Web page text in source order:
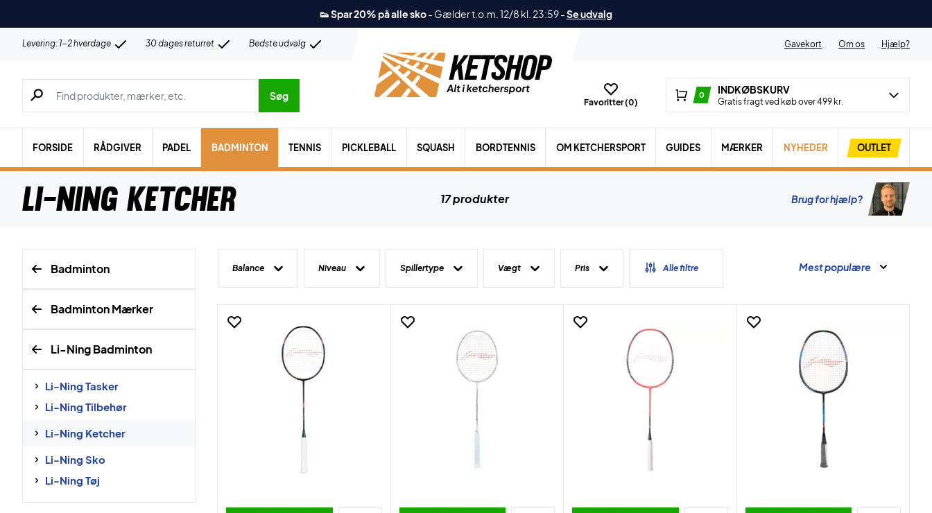
👟 Spar 20% på alle sko- Gælder t.o.m. 12/8 kl. 23:59-Se udvalg
Levering: 1-2 hverdage 30 dages returret Bedste udvalg Gavekort Om os Hjælp?
Søg efter produkter, mærker etc.
Søg
Favoritter (0)
0 INDKØBSKURV
Gratis fragt ved køb over 499 kr.
FORSIDE RÅDGIVER PADEL BADMINTON TENNIS PICKLEBALL SQUASH BORDTENNIS OM KETCHERSPORT GUIDES MÆRKER NYHEDER OUTLET
Li-Ning Ketcher 17 produkter Brug for hjælp?
Badminton
Badminton Mærker
Li-Ning Badminton
Li-Ning Tasker
Li-Ning Tilbehør
Li-Ning Ketcher
Li-Ning Sko
Li-Ning Tøj
Balance Niveau Spillertype Vægt Pris Alle filtre Mest populære